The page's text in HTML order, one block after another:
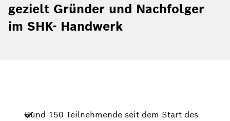
gezielt Gründer und Nachfolger
im SHK- Handwerk
Rund 150 Teilnehmende seit dem Start des